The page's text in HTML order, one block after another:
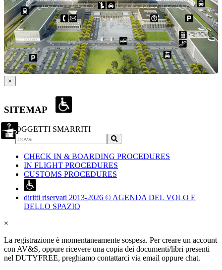
×
SITEMAP
OGGETTI SMARRITI
CHECK IN & BOARDING PROCEDURES
IN FLIGHT PROCEDURES
CUSTOMS PROCEDURES
diritti riservati 2013-2026 © AGENDA DEL VOLO E
DELLO SPAZIO
×
La registrazione è momentaneamente sospesa. Per creare un account
con AV&S, oppure ricevere una copia dei documenti/libri presenti
nel DUTYFREE, preghiamo contattarci via email oppure chat.